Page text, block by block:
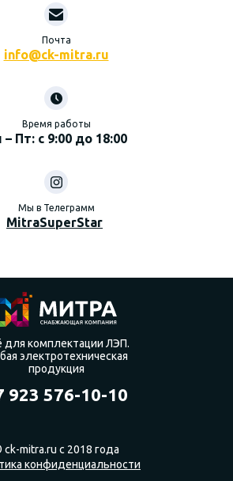
Почта
info@ck-mitra.ru
Время работы
– Пт: с 9:00 до 18:00
Мы в Телеграмм
MitraSuperStar
для комплектации ЛЭП.
электротехническая
продукция
923 576-10-10
ck-mitra.ru с 2018 года
конфиденциальности